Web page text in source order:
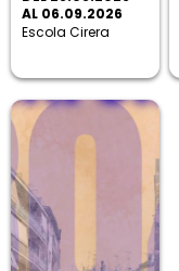
AL 06.09.2026
Escola Cirera